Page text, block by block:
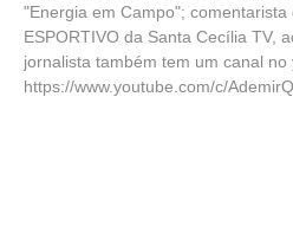
"Energia em Campo";
ESPORTIVO da Santa Cecília TV,
jornalista também tem um canal no
https://www.youtube.com/c/